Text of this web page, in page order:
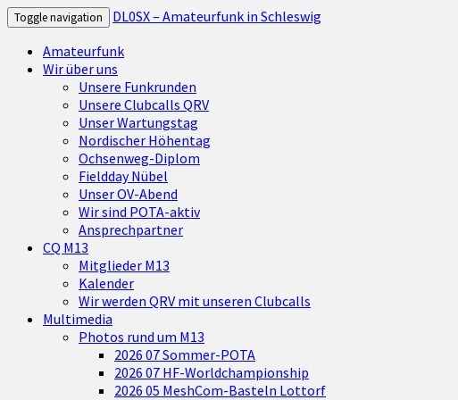
Toggle navigation
DL0SX – Amateurfunk in Schleswig
Amateurfunk
Wir über uns
Unsere Funkrunden
Unsere Clubcalls QRV
Unser Wartungstag
Nordischer Höhentag
Ochsenweg-Diplom
Fieldday Nübel
Unser OV-Abend
Wir sind POTA-aktiv
Ansprechpartner
CQ M13
Mitglieder M13
Kalender
Wir werden QRV mit unseren Clubcalls
Multimedia
Photos rund um M13
2026 07 Sommer-POTA
2026 07 HF-Worldchampionship
2026 05 MeshCom-Basteln Lottorf